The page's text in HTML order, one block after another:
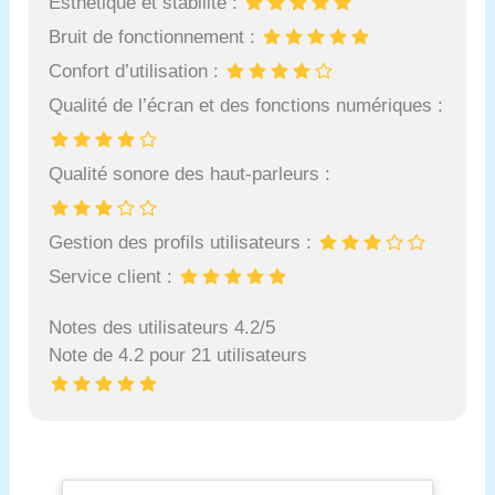
Bruit de fonctionnement :
Confort d’utilisation :
Qualité de l’écran et des fonctions numériques :
Qualité sonore des haut-parleurs :
Gestion des profils utilisateurs :
Service client :
Notes des utilisateurs 4.2/5
Note de 4.2 pour 21 utilisateurs